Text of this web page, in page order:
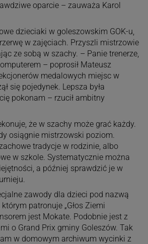
oparcie – zauważa Karol
dzieciaki w goleszowskim GOK-u,
w zajęciach. Przyszli mistrzowie
ze sobą w szachy. – Panie trenerze,
– poprosił Mateusz
medalowych miejsc w
się pojedynek. Lepsza była
pokonam – rzucił ambitny
że w szachy może grać każdy.
osiągnie mistrzowski poziom.
tradycje w rodzinie, albo
w szkole. Systematycznie można
a później sprawdzić je w
zawody dla dzieci pod nazwą
którym patronuje „Głos Ziemi
jest Mokate. Podobnie jest z
o Grand Prix gminy Goleszów. Tak
w domowym archiwum wycinki z